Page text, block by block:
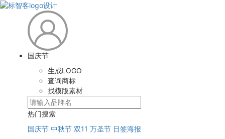
国庆节
生成LOGO
查询商标
找模版素材
热门搜索
国庆节 中秋节 双11 万圣节 日签海报